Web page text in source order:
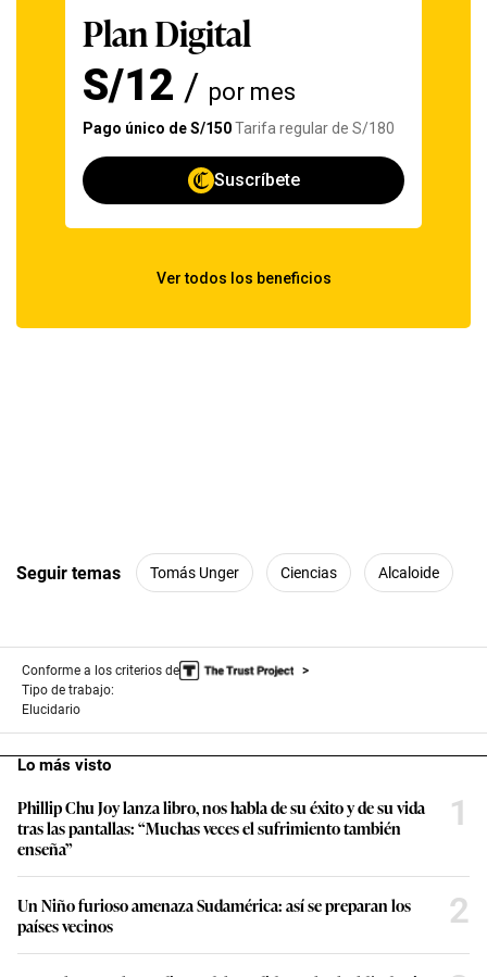
Seguir temas Tomás Unger Ciencias Alcaloide
Conforme a los criterios de
Tipo de trabajo:
Elucidario
Lo más visto
Phillip Chu Joy lanza libro, nos habla de su éxito y de su vida
tras las pantallas: “Muchas veces el sufrimiento también
enseña”
1
Un Niño furioso amenaza Sudamérica: así se preparan los
países vecinos
2